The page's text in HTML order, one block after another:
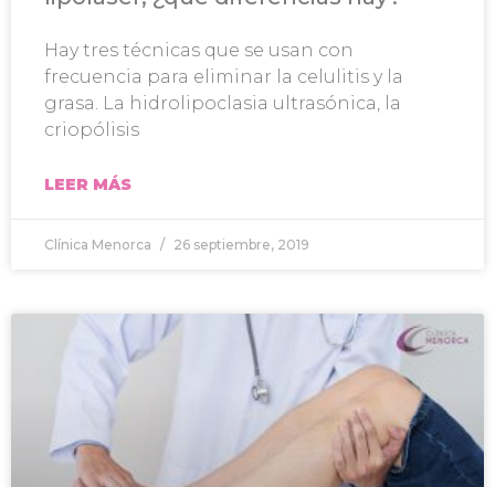
Hay tres técnicas que se usan con
frecuencia para eliminar la celulitis y la
grasa. La hidrolipoclasia ultrasónica, la
criopólisis
LEER MÁS
Clínica Menorca 26 septiembre, 2019